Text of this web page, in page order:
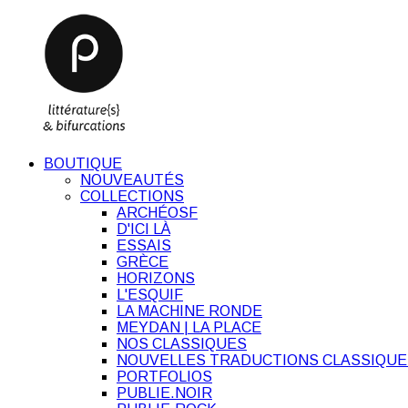
BOUTIQUE
NOUVEAUTÉS
COLLECTIONS
ARCHÉOSF
D'ICI LÀ
ESSAIS
GRÈCE
HORIZONS
L'ESQUIF
LA MACHINE RONDE
MEYDAN | LA PLACE
NOS CLASSIQUES
NOUVELLES TRADUCTIONS
PORTFOLIOS
PUBLIE.NOIR